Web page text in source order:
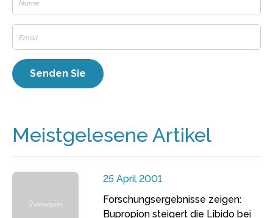
Meistgelesene Artikel
25 April 2001
Forschungsergebnisse zeigen:
Bupropion steigert die Libido bei